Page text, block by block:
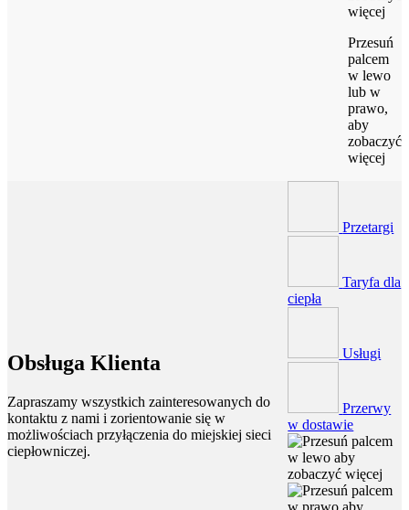
Przesuń
palcem
w lewo
lub w
prawo,
aby
zobaczyć
więcej
Obsługa Klienta
Zapraszamy wszystkich zainteresowanych do
kontaktu z nami i zorientowanie się w
możliwościach przyłączenia do miejskiej sieci
ciepłowniczej.
Przetargi
Taryfa dla
ciepła
Usługi
Przerwy
w dostawie